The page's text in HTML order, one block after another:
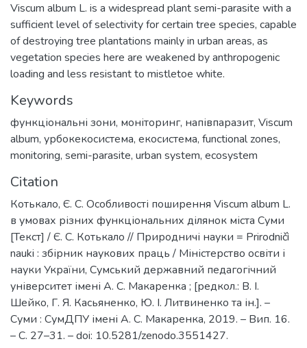
Viscum album L. is a widespread plant semi-parasite with a
sufficient level of selectivity for certain tree species, capable
of destroying tree plantations mainly in urban areas, as
vegetation species here are weakened by anthropogenic
loading and less resistant to mistletoe white.
Keywords
функціональні зони, моніторинг, напівпаразит, Viscum
album, урбокекосистема, екосистема, functional zones,
monitoring, semi-parasite, urban system, ecosystem
Citation
Котькало, Є. С. Особливості поширення Viscum album L.
в умовах різних функціональних ділянок міста Суми
[Текст] / Є. С. Котькало // Природничі науки = Prirodničì
nauki : збірник наукових праць / Міністерство освіти і
науки України, Сумський державний педагогічний
університет імені А. С. Макаренка ; [редкол.: В. І.
Шейко, Г. Я. Касьяненко, Ю. І. Литвиненко та ін.]. –
Суми : СумДПУ імені А. С. Макаренка, 2019. – Вип. 16.
– С. 27–31. – doi: 10.5281/zenodo.3551427.